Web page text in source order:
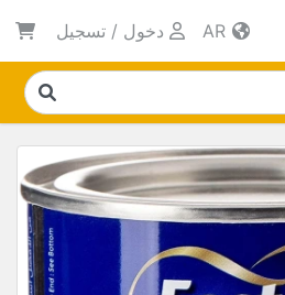
دخول / تسجيل